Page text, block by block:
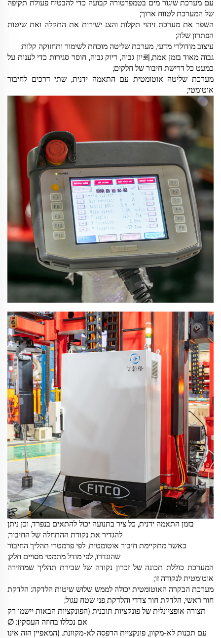
עם מערכת שיגור מים בטמפרטורה קבועה כדי להבטיח פעולת תקיפה
של המערכת לטווח ארוך;
השפר את מערכת זיהוי תקלות והצג ישירות את התקלה ואת שיטות
הפתרון שלה;
עיצוב מודולרי מדעי, מערכת שליטה מוכחת לשימור ותחזוקה קלות;
גבוה מאוד בזמן אמת,뢰יון גבוה, דיוק גבוה, חוסר סגירות כדי לענות על
כמעט כל דרישת חיבור של חלקים;
מערכת שליטה אוטומטית עם התאמה ידנית, שתי דרכים לחיבור
אוטומטי;
בזמן התאמה ידנית, כל ציר בתנועה יכול להתאים בנפרד, וכן ניתן
להגדיר את נקודת ההתחלה של החיבור;
כאשר מתקיימת חיבור אוטומטית, לפי פרמטרי תהליך החיבור
שהוגדרו, לפי מודל מתמטי מסויים חלק;
המערכת כוללת תכונה של זכרון נקודה של שבירת תהליך שמחזירה
אוטומטית לנקודה זו;
מערכת הבקרה האוטומטית יכולה לממש שלוש שיטות הלדקה: הלדקת
חור ראשי, הלדקת חור צדדי והלדקת פני שטח עגול;
תצורה אופציונלית של פונקציות תוכנית (הפונקציות הבאות יישמו רק
אם נכללו בחוזה העסקי): Ø
עם תכנות לא-מקוון, פונקציית הדפסה לא-מקוונת. (המאפיין הזה אינו